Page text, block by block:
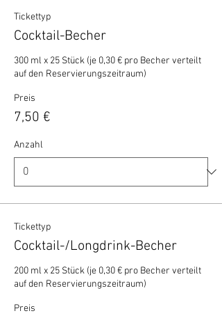
Tickettyp
Cocktail-Becher
300 ml x 25 Stück (je 0,30 € pro Becher verteilt
auf den Reservierungszeitraum)
Preis
7,50 €
Anzahl
Tickettyp
Cocktail-/Longdrink-Becher
200 ml x 25 Stück (je 0,30 € pro Becher verteilt
auf den Reservierungszeitraum)
Preis